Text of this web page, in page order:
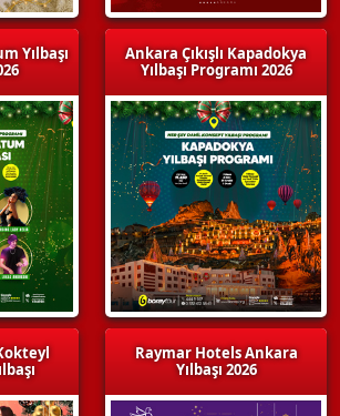
Yılbaşı
Ankara Çıkışlı Kapadokya
Yılbaşı Programı 2026
Raymar Hotels Ankara
Yılbaşı 2026